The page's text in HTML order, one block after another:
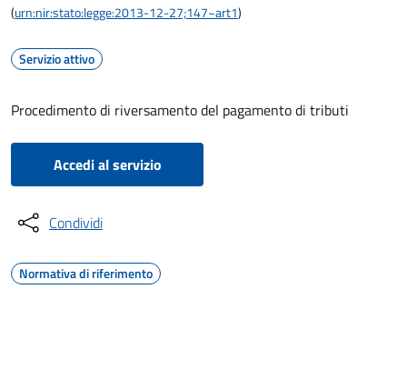
(urn:nir:stato:legge:2013-12-27;147~art1)
Servizio attivo
Procedimento di riversamento del pagamento di tributi
Accedi al servizio
Condividi
Normativa di riferimento